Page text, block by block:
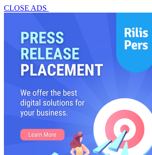
CLOSE ADS